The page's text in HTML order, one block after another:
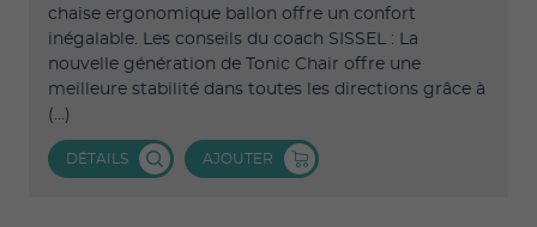
chaise ergonomique ballon offre un confort
inégalable. Les conseils du coach SISSEL : La
nouvelle génération de Tonic Chair offre une
meilleure stabilité dans toutes les directions grâce à
(...)
DÉTAILS AJOUTER